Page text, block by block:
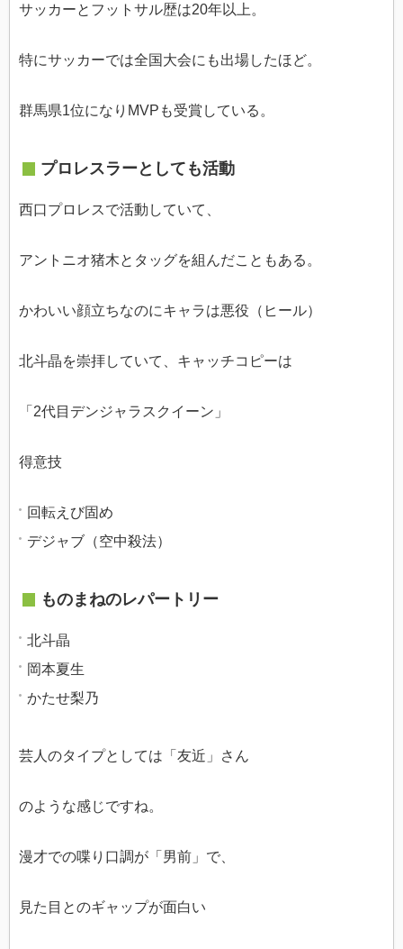
サッカーとフットサル歴は20年以上。
特にサッカーでは全国大会にも出場したほど。
群馬県1位になりMVPも受賞している。
プロレスラーとしても活動
西口プロレスで活動していて、
アントニオ猪木とタッグを組んだこともある。
かわいい顔立ちなのにキャラは悪役（ヒール）
北斗晶を崇拝していて、キャッチコピーは
「2代目デンジャラスクイーン」
得意技
回転えび固め
デジャブ（空中殺法）
ものまねのレパートリー
北斗晶
岡本夏生
かたせ梨乃
芸人のタイプとしては「友近」さん
のような感じですね。
漫才での喋り口調が「男前」で、
見た目とのギャップが面白い